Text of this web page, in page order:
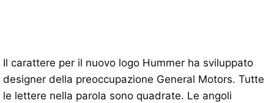
Il carattere per il nuovo logo Hummer ha sviluppato
designer della preoccupazione General Motors. Tutte
le lettere nella parola sono quadrate. Le angoli